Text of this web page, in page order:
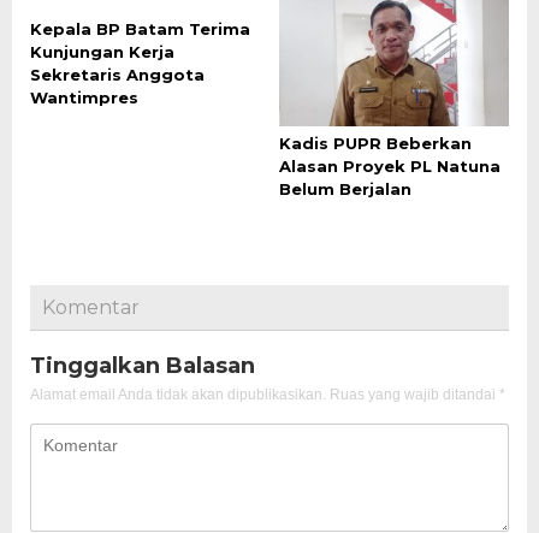
Kepala BP Batam Terima
Kunjungan Kerja
Sekretaris Anggota
Wantimpres
Kadis PUPR Beberkan
Alasan Proyek PL Natuna
Belum Berjalan
Komentar
Tinggalkan Balasan
Alamat email Anda tidak akan dipublikasikan. Ruas yang wajib ditandai *